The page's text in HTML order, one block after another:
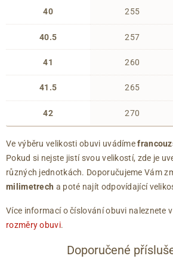
40
40.5
41
41.5
42
255
257
260
265
270
Ve výběru velikosti obuvi uvádíme
Pokud si nejste jistí svou velikostí, zde je
různých jednotkách. Doporučujeme Vám
milimetrech a poté najít odpovídající
Více informací o číslování obuvi naleznete
rozměry obuvi.
Doporučené